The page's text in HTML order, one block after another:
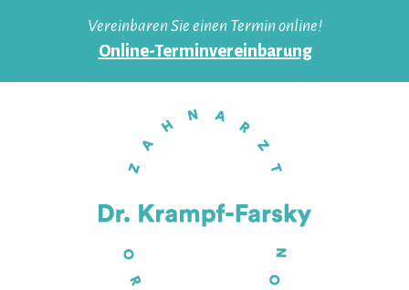
Vereinbaren Sie einen Termin online!
Online-Terminvereinbarung